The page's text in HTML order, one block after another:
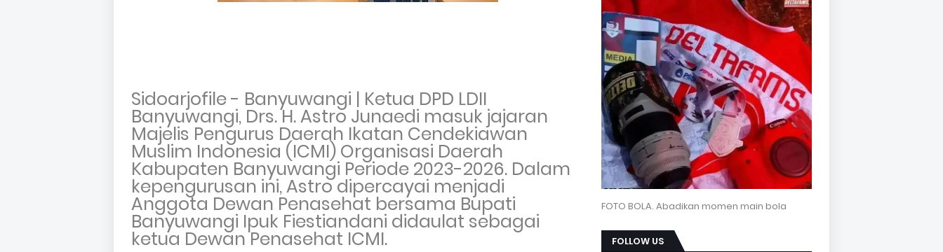
Sidoarjofile - Banyuwangi | Ketua DPD LDII
Banyuwangi, Drs. H. Astro Junaedi masuk jajaran
Majelis Pengurus Daerah Ikatan Cendekiawan
Muslim Indonesia (ICMI) Organisasi Daerah
Kabupaten Banyuwangi Periode 2023-2026. Dalam
kepengurusan ini,Astrodipercayai menjadi
Anggota Dewan Penasehat bersama Bupati
Banyuwangi Ipuk Fiestiandani didaulat sebagai
ketua Dewan Penasehat ICMI.
FOTO BOLA. Abadikan momen main bola
FOLLOW US